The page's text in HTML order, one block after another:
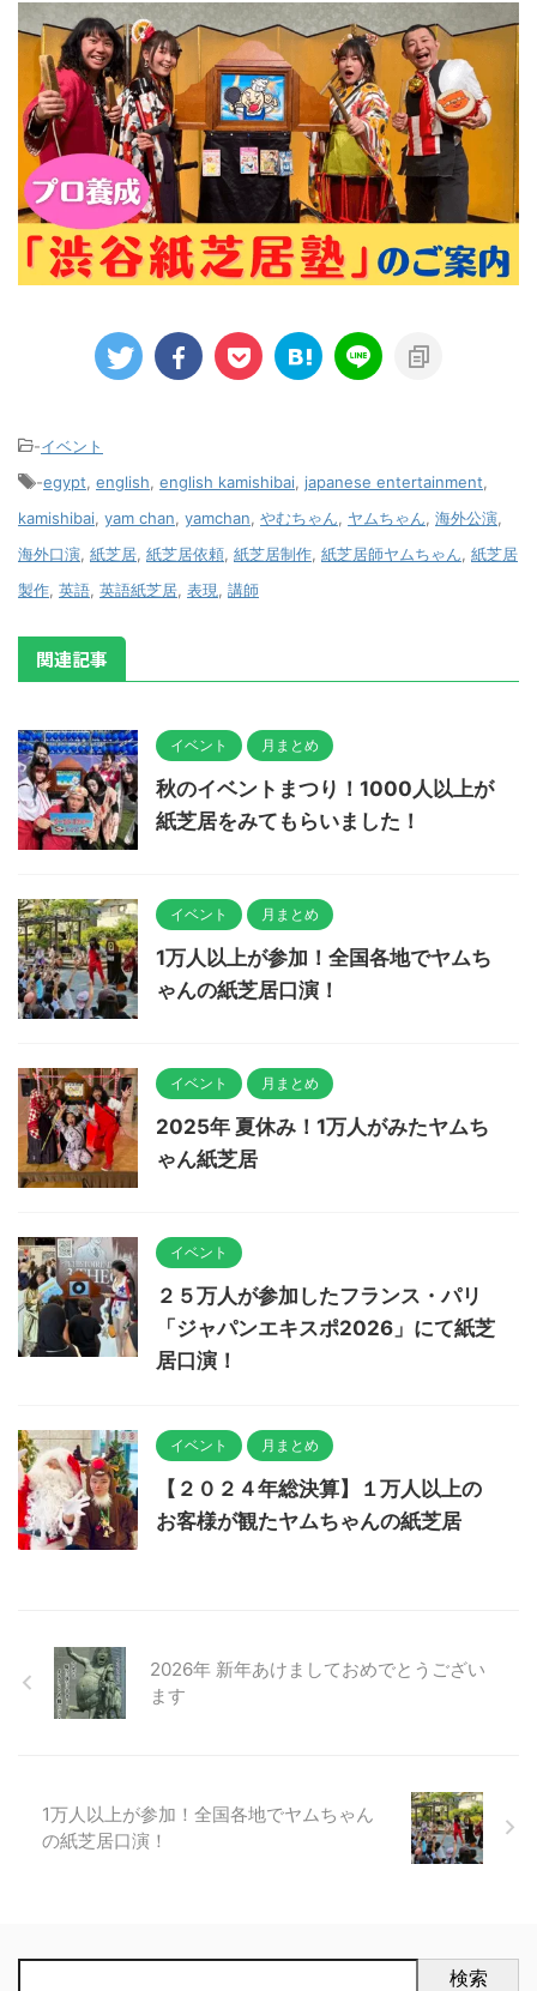
-イベント
-egypt english english kamishibai japanese entertainment
kamishibai yam chan yamchan やむちゃん ヤムちゃん 海外公演
海外口演 紙芝居 紙芝居依頼 紙芝居制作 紙芝居師ヤムちゃん 紙芝居
製作 英語 英語紙芝居 表現 講師
関連記事
イベント 月まとめ
秋のイベントまつり！1000人以上が
紙芝居をみてもらいました！
イベント 月まとめ
1万人以上が参加！全国各地でヤムち
ゃんの紙芝居口演！
イベント 月まとめ
2025年 夏休み！1万人がみたヤムち
ゃん紙芝居
イベント
２５万人が参加したフランス・パリ
「ジャパンエキスポ2026」にて紙芝
居口演！
イベント 月まとめ
【２０２４年総決算】１万人以上の
お客様が観たヤムちゃんの紙芝居
2026年 新年あけましておめでとうござい
ます
1万人以上が参加！全国各地でヤムちゃん
の紙芝居口演！
検索